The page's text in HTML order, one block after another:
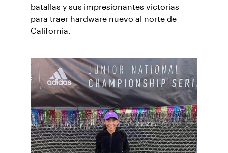
batallas y sus impresionantes victorias
para traer hardware nuevo al norte de
California.